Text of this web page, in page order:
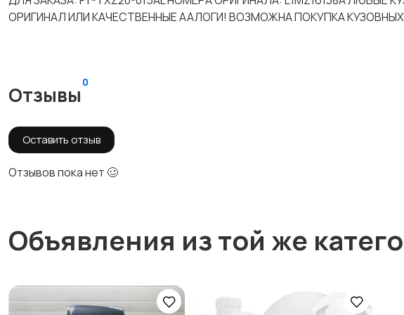
ОРИГИНАЛ ИЛИ КАЧЕСТВЕННЫЕ ААЛОГИ! ВОЗМОЖНА ПОКУПКА
Отзывы
0
Оставить отзыв
Отзывов пока нет 🥴
Объявления из той же